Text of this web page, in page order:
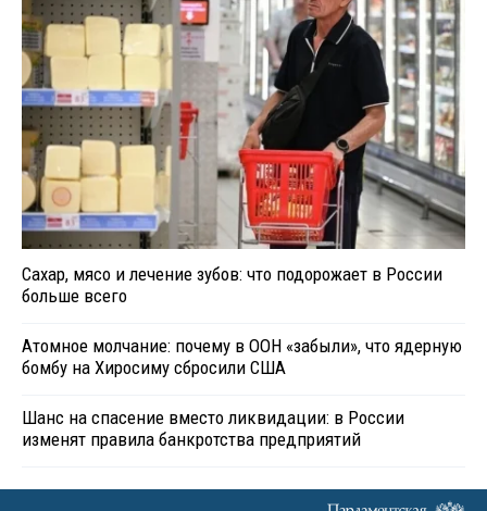
Сахар, мясо и лечение зубов: что подорожает в России
больше всего
Атомное молчание: почему в ООН «забыли», что ядерную
бомбу на Хиросиму сбросили США
Шанс на спасение вместо ликвидации: в России
изменят правила банкротства предприятий